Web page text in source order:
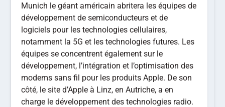
Munich le géant américain abritera les équipes de
développement de semiconducteurs et de
logiciels pour les technologies cellulaires,
notamment la 5G et les technologies futures. Les
équipes se concentrent également sur le
développement, l’intégration et l’optimisation des
modems sans fil pour les produits Apple. De son
côté, le site d’Apple à Linz, en Autriche, a en
charge le développement des technologies radio.